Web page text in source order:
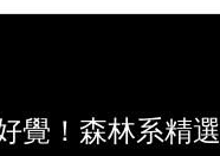
覺！森林系精選